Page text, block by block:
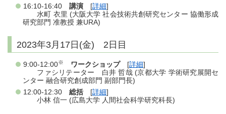
16:10-16:40 講演 [詳細]
水町 衣里 (大阪大学 社会技術共創研究センター 協働形成
研究部門 准教授 兼URA)
2023年3月17日(金) 2日目
9:00-12:00※ ワークショップ[詳細]
ファシリテーター 白井 哲哉 (京都大学 学術研究展開セ
ンター 融合研究創成部門 副部門長)
12:00-12:30 総括 [詳細]
小林 信一 (広島大学 人間社会科学研究科長​)